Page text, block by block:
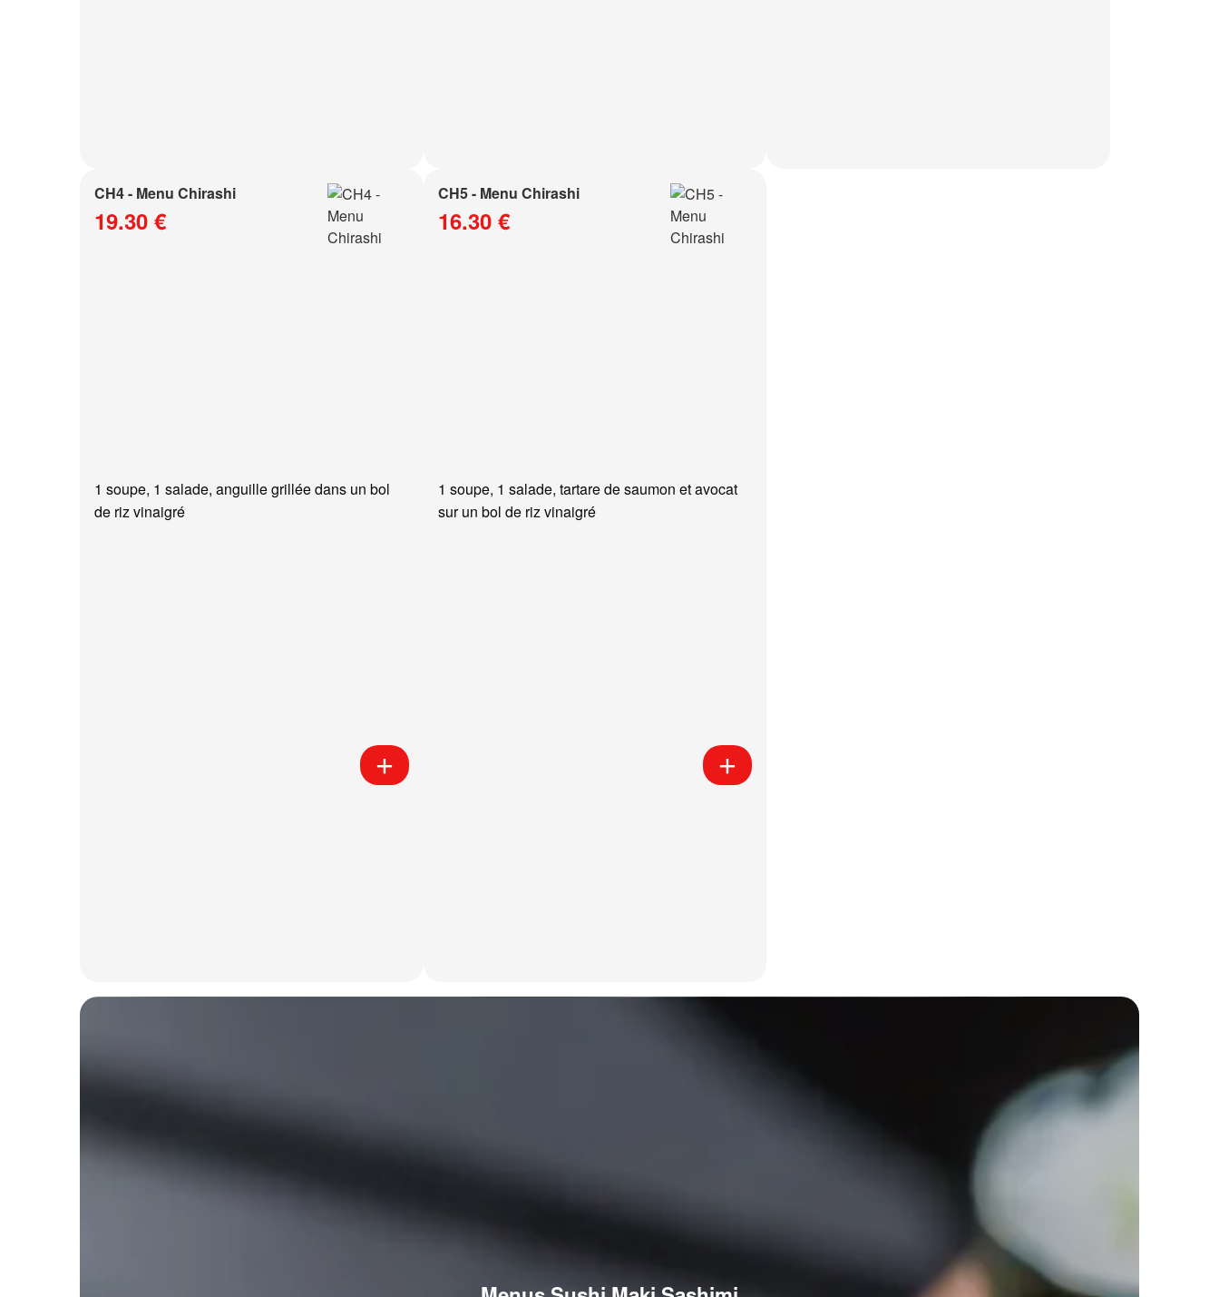
CH4 - Menu Chirashi
19.30 €
1 soupe, 1 salade, anguille grillée dans un bol
de riz vinaigré
CH5 - Menu Chirashi
16.30 €
1 soupe, 1 salade, tartare de saumon et avocat
sur un bol de riz vinaigré